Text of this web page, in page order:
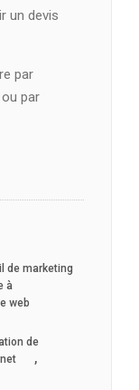
un devis
par
par
de marketing
à
web
de
,